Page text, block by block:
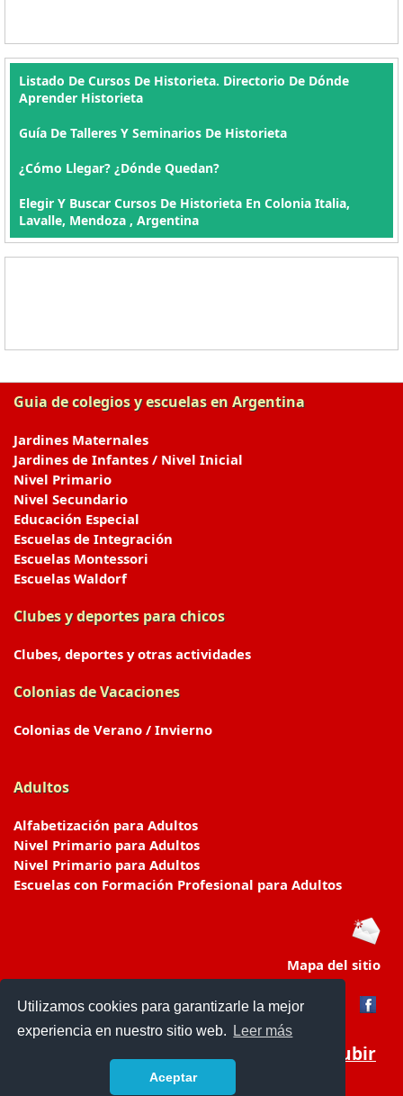
Utilizamos cookies para garantizarle la mejor
experiencia en nuestro sitio web.
Leer más
Aceptar
Listado De Cursos De Historieta. Directorio De Dónde
Aprender Historieta
Guía De Talleres Y Seminarios De Historieta
¿Cómo Llegar? ¿Dónde Quedan?
Elegir Y Buscar Cursos De Historieta En Colonia Italia,
Lavalle, Mendoza , Argentina
Guia de colegios y escuelas en Argentina
Jardines Maternales
Jardines de Infantes / Nivel Inicial
Nivel Primario
Nivel Secundario
Educación Especial
Escuelas de Integración
Escuelas Montessori
Escuelas Waldorf
Clubes y deportes para chicos
Clubes, deportes y otras actividades
Colonias de Vacaciones
Colonias de Verano / Invierno
Adultos
Alfabetización para Adultos
Nivel Primario para Adultos
Nivel Primario para Adultos
Escuelas con Formación Profesional para Adultos
Mapa del sitio
Subir